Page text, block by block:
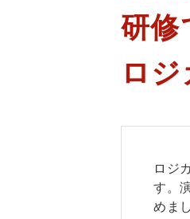
研修
ロ
ロジ
す。
めま